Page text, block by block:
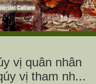
vị quân nhân
vị tham nh...